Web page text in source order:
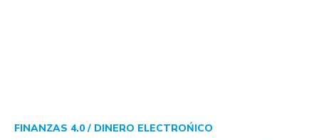
FINANZAS 4.0 / DINERO ELECTROŃICO